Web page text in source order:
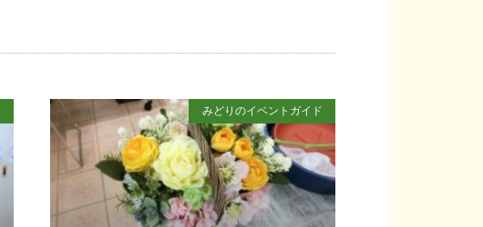
みどりのイベントガイド